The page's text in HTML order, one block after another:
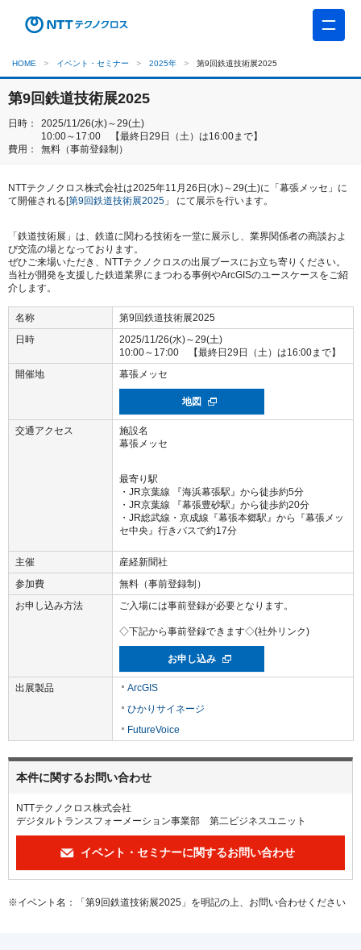
HOME イベント・セミナー 2025年 第9回鉄道技術展2025
第9回鉄道技術展2025
日時：
2025/11/26(水)～29(土)
10:00～17:00 【最終日29日（土）は16:00まで】
費用：
無料（事前登録制）
NTTテクノクロス株式会社は2025年11月26日(水)～29(土)に「幕張メッセ」に
て開催される[第9回鉄道技術展2025 」 にて展示を行います。
「鉄道技術展」は、鉄道に関わる技術を一堂に展示し、業界関係者の商談およ
び交流の場となっております。
ぜひご来場いただき、NTTテクノクロスの出展ブースにお立ち寄りください。
当社が開発を支援した鉄道業界にまつわる事例やArcGISのユースケースをご紹
介します。
名称
第9回鉄道技術展2025
日時
2025/11/26(水)～29(土)
10:00～17:00 【最終日29日（土）は16:00まで】
開催地
幕張メッセ
地図
交通アクセス
施設名
幕張メッセ
最寄り駅
・JR京葉線 『海浜幕張駅』から徒歩約5分
・JR京葉線 『幕張豊砂駅』から徒歩約20分
・JR総武線・京成線『幕張本郷駅』から『幕張メッ
セ中央』行きバスで約17分
主催
産経新聞社
参加費
無料（事前登録制）
お申し込み方法
ご入場には事前登録が必要となります。
◇下記から事前登録できます◇(社外リンク)
お申し込み
出展製品
ArcGIS
ひかりサイネージ
FutureVoice
本件に関するお問い合わせ
NTTテクノクロス株式会社
デジタルトランスフォーメーション事業部 第二ビジネスユニット
イベント・セミナーに関するお問い合わせ
※イベント名：「第9回鉄道技術展2025」を明記の上、お問い合わせください